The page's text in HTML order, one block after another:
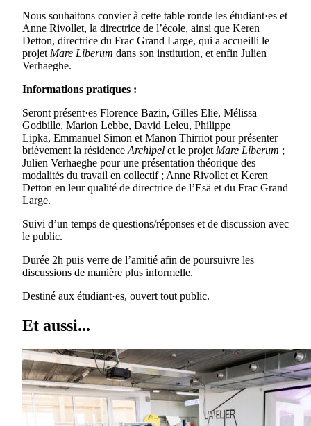
Nous souhaitons convier à cette table ronde les étudiant·es et
Anne Rivollet, la directrice de l’école, ainsi que Keren
Detton, directrice du Frac Grand Large, qui a accueilli le
projet Mare Liberum dans son institution, et enfin Julien
Verhaeghe.
Informations pratiques :
Seront présent·es Florence Bazin, Gilles Elie, Mélissa
Godbille, Marion Lebbe, David Leleu, Philippe
Lipka, Emmanuel Simon et Manon Thirriot pour présenter
brièvement la résidence Archipel et le projet Mare Liberum ;
Julien Verhaeghe pour une présentation théorique des
modalités du travail en collectif ; Anne Rivollet et Keren
Detton en leur qualité de directrice de l’Esä et du Frac Grand
Large.
Suivi d’un temps de questions/réponses et de discussion avec
le public.
Durée 2h puis verre de l’amitié afin de poursuivre les
discussions de manière plus informelle.
Destiné aux étudiant·es, ouvert tout public.
Et aussi...